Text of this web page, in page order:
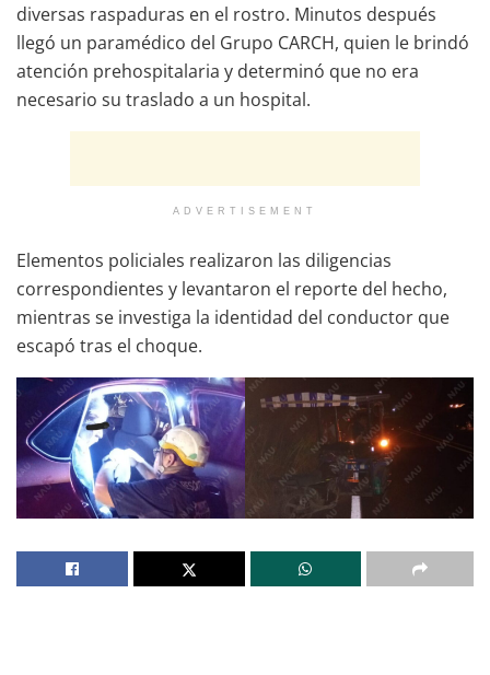
diversas raspaduras en el rostro. Minutos después
llegó un paramédico del Grupo CARCH, quien le brindó
atención prehospitalaria y determinó que no era
necesario su traslado a un hospital.
ADVERTISEMENT
Elementos policiales realizaron las diligencias
correspondientes y levantaron el reporte del hecho,
mientras se investiga la identidad del conductor que
escapó tras el choque.